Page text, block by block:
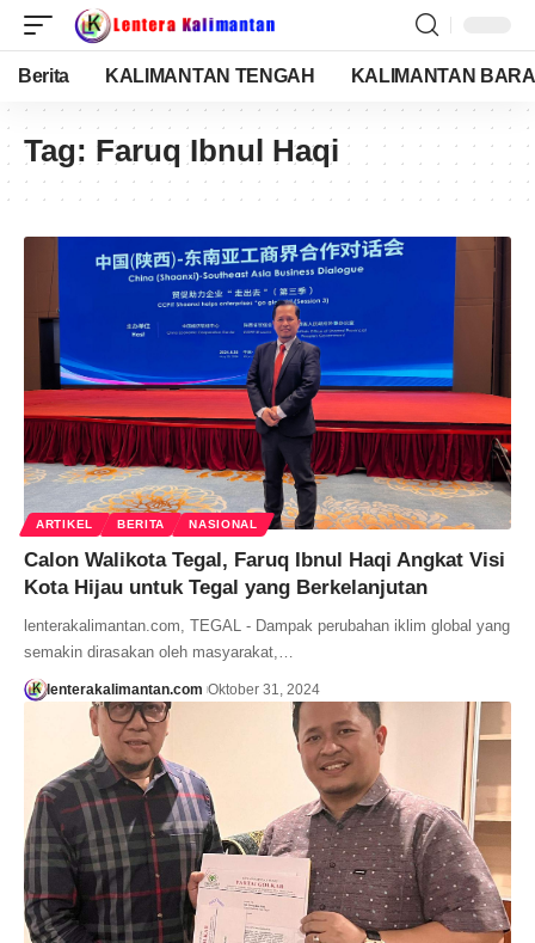
Berita KALIMANTAN TENGAH KALIMANTAN
Tag: Faruq Ibnul Haqi
ARTIKEL BERITA NASIONAL
Calon Walikota Tegal, Faruq Ibnul Haqi Angkat Visi
Kota Hijau untuk Tegal yang Berkelanjutan
lenterakalimantan.com, TEGAL - Dampak perubahan iklim global yang
semakin dirasakan oleh masyarakat,…
lenterakalimantan.com Oktober 31, 2024